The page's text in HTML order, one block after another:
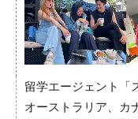
留学エージェント「
オーストラリア、カ